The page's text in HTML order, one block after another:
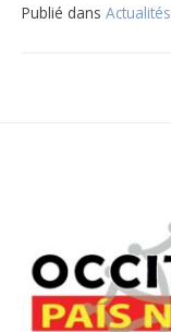
Publié dans Actualités